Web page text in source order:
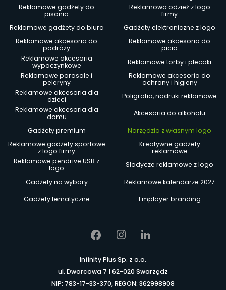
Reklamowe gadżety do
pisania
Reklamowa odzież z logo
firmy
Reklamowe gadżety do biura
Gadżety elektroniczne z logo
Reklamowe akcesoria do
podróży
Reklamowe akcesoria do
picia
Reklamowe akcesoria
wypoczynkowe
Reklamowe torby i plecaki
Reklamowe parasole i
peleryny
Reklamowe akcesoria do
ochrony i higieny
Reklamowe akcesoria dla
dzieci
Poligrafia, nadruki reklamowe
Reklamowe akcesoria dla
domu
Akcesoria do alkoholu
Gadżety premium
Narzędzia z własnym logo
Reklamowe gadżety sportowe
z logo firmy
Kreatywne gadżety
reklamowe
Reklamowe pendrive USB z
logo
Słodycze reklamowe z logo
Gadżety na wybory
Reklamowe kalendarze 2027
Gadżety tematyczne
Employer branding
Infinity Plus Sp. z o.o.
ul. Dworcowa 7 | 62-020 Swarzędz
NIP: 783-17-33-370, REGON: 362998908